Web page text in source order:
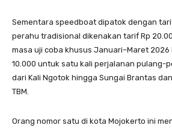
Sementara speedboat dipatok dengan
perahu tradisional dikenakan tarif Rp
masa uji coba khusus Januari–Maret 2026
10.000 untuk satu kali perjalanan pulang-
dari Kali Ngotok hingga Sungai Brantas
TBM.
Orang nomor satu di kota Mojokerto ini